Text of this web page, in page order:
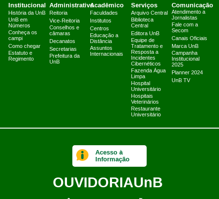
Institucional
História da UnB
UnB em
Números
Conheça os
campi
Como chegar
Estatuto e
Regimento
Administrativo
Reitoria
Vice-Reitoria
Conselhos e
câmaras
Decanatos
Secretarias
Prefeitura da
UnB
Acadêmico
Faculdades
Institutos
Centros
Educação a
Distância
Assuntos
Internacionais
Serviços
Arquivo Central
Biblioteca
Central
Editora UnB
Equipe de
Tratamento e
Resposta a
Incidentes
Cibernéticos
Fazenda Água
Limpa
Hospital
Universitário
Hospitais
Veterinários
Restaurante
Universitário
Comunicação
Atendimento a
Jornalistas
Fale com a
Secom
Canais Oficiais
Marca UnB
Campanha
Institucional
2025
Planner 2024
UnB TV
Acesso à
Informação
OUVIDORIAUnB